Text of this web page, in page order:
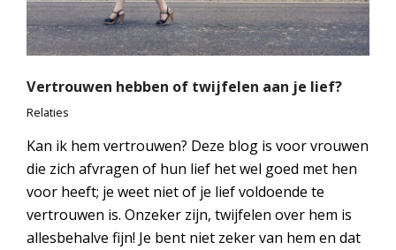
Vertrouwen hebben of twijfelen aan je lief?
Relaties
Kan ik hem vertrouwen? Deze blog is voor vrouwen
die zich afvragen of hun lief het wel goed met hen
voor heeft; je weet niet of je lief voldoende te
vertrouwen is. Onzeker zijn, twijfelen over hem is
allesbehalve fijn! Je bent niet zeker van hem en dat